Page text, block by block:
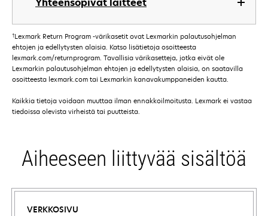
†Lexmark Return Program -värikasetit ovat Lexmarkin palautusohjelman
ehtojen ja edellytysten alaisia. Katso lisätietoja osoitteesta
lexmark.com/returnprogram. Tavallisia värikasetteja, jotka eivät ole
Lexmarkin palautusohjelman ehtojen ja edellytysten alaisia, on saatavilla
osoitteesta lexmark.com tai Lexmarkin kanavakumppaneiden kautta.
Kaikkia tietoja voidaan muuttaa ilman ennakkoilmoitusta. Lexmark ei vastaa
tiedoissa olevista virheistä tai puutteista.
Aiheeseen liittyvää sisältöä
VERKKOSIVU